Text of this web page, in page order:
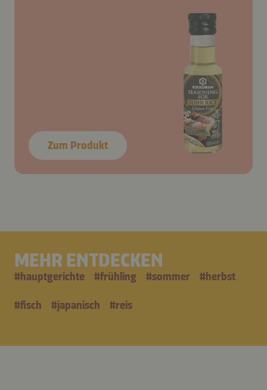
Zum Produkt
MEHR ENTDECKEN
#hauptgerichte #frühling #sommer #herbst
#fisch #japanisch #reis